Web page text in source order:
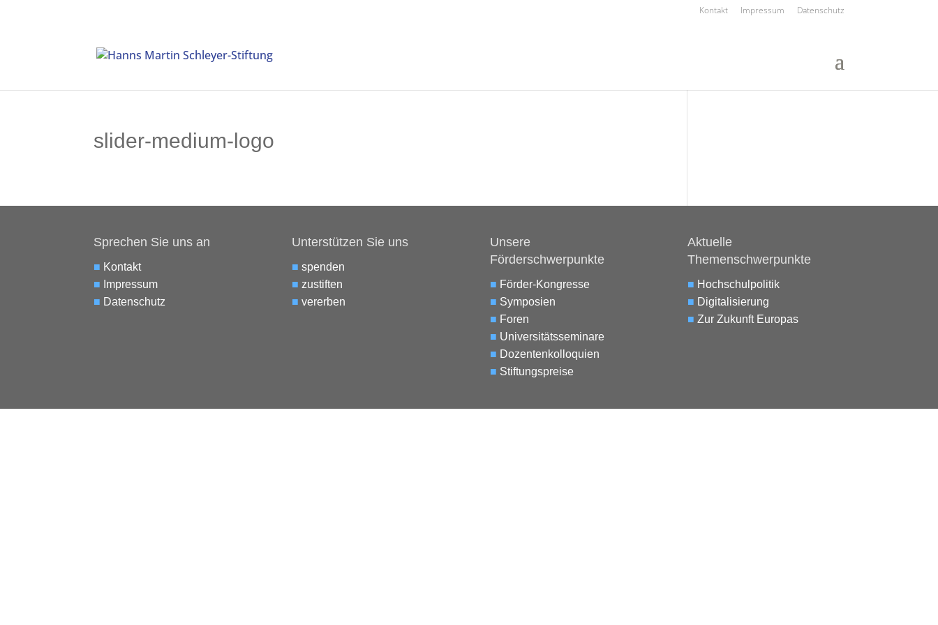
Kontakt Impressum Datenschutz
slider-medium-logo
Sprechen Sie uns an
■ Kontakt
■ Impressum
■ Datenschutz
Unterstützen Sie uns
■ spenden
■ zustiften
■ vererben
Unsere
Förderschwerpunkte
■ Förder-Kongresse
■ Symposien
■ Foren
■ Universitätsseminare
■ Dozentenkolloquien
■ Stiftungspreise
Aktuelle
Themenschwerpunkte
■ Hochschulpolitik
■ Digitalisierung
■ Zur Zukunft Europas